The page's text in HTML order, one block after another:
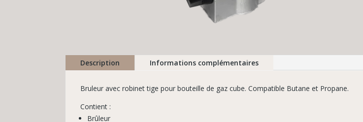
Description Informations complémentaires
Bruleur avec robinet tige pour bouteille de gaz cube. Compatible Butane et Propane.
Contient :
Brûleur